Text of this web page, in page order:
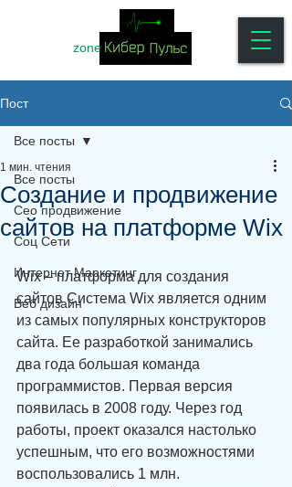
zone
Пост
Все посты
Сео продвижение
Соц Сети
Интернет Маркетинг
Веб дизайн
Все посты
Создание и продвижение
сайтов на платформе Wix
1 мин. чтения
Wix – платформа для создания
сайтов Система Wix является одним
из самых популярных конструкторов
сайта. Ее разработкой занимались
два года большая команда
программистов. Первая версия
появилась в 2008 году. Через год
работы, проект оказался настолько
успешным, что его возможностями
воспользовались 1 млн.